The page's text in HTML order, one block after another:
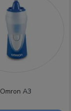
Omron A3